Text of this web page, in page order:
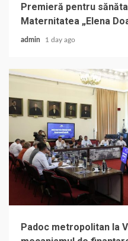
Premieră pentru
Maternitatea „Elena
admin 1 day ago
Padoc metropolitan la